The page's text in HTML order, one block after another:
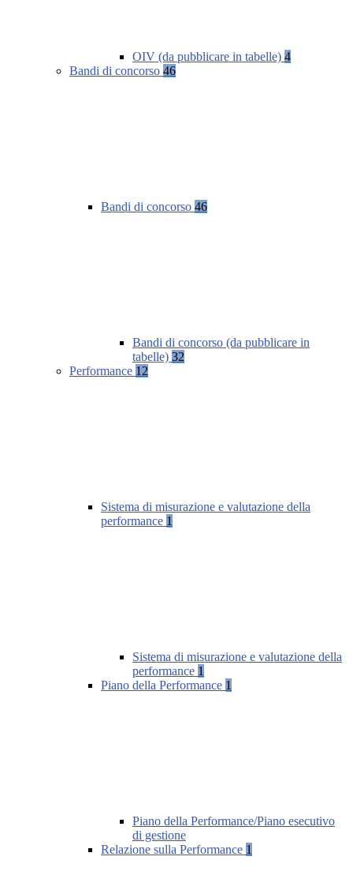
OIV (da pubblicare in tabelle) 4
Bandi di concorso 46
Bandi di concorso 46
Bandi di concorso (da pubblicare in
tabelle) 32
Performance 12
Sistema di misurazione e valutazione della
performance 1
Sistema di misurazione e valutazione della
performance 1
Piano della Performance 1
Piano della Performance/Piano esecutivo
di gestione
Relazione sulla Performance 1